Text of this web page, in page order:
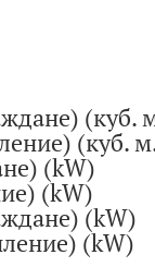
(куб.
(куб.
(kW)
(kW)
(kW)
(kW)